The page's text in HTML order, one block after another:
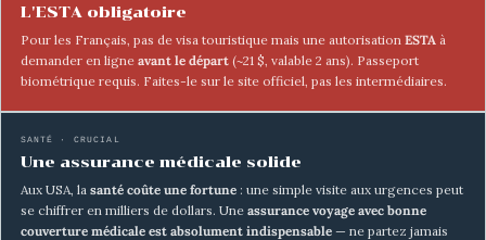
L'ESTA obligatoire
Pour les Français, pas de visa touristique mais une autorisation ESTA à
demander en ligne avant le départ(~21 $, valable 2 ans). Passeport
biométrique requis. Faites-le sur le site officiel, pas les intermédiaires.
SANTÉ · CRUCIAL
Une assurance médicale solide
Aux USA, la santé coûte une fortune: une simple visite aux urgences peut
se chiffrer en milliers de dollars. Une assurance voyage avec bonne
couverture médicale est absolument indispensable— ne partez jamais